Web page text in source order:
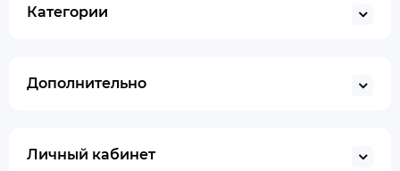
Категории
Дополнительно
Личный кабинет